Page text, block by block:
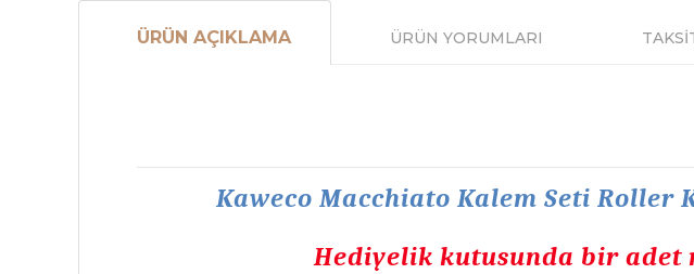
ÜRÜN AÇIKLAMA ÜRÜN YORUMLARI
Kaweco Macchiato Kalem Seti Roller
Hediyelik kutusunda bir